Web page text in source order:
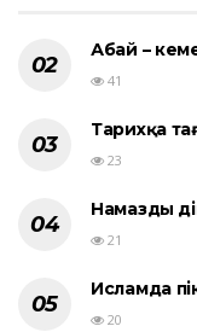
Абай –
41
Тарихқа
23
Намаздың
21
Исламда
20